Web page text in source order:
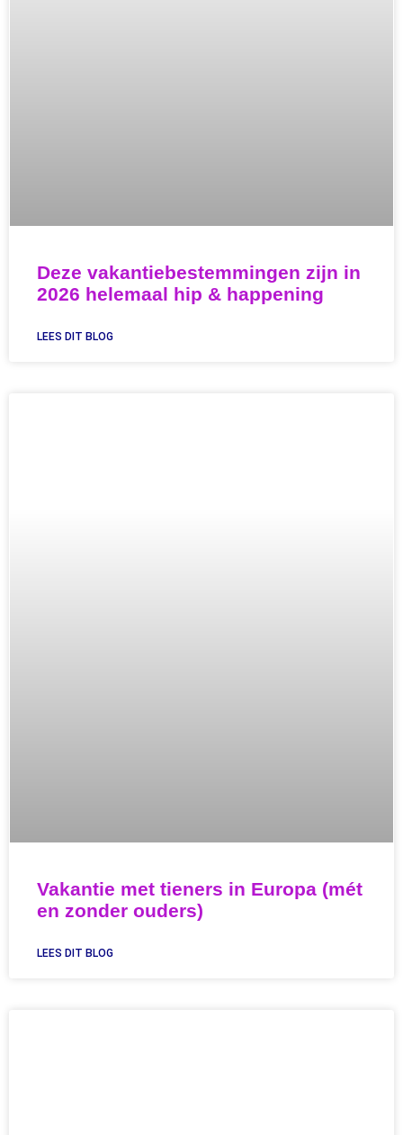
Deze vakantiebestemmingen zijn in
2026 helemaal hip & happening
LEES DIT BLOG
Vakantie met tieners in Europa (mét
en zonder ouders)
LEES DIT BLOG